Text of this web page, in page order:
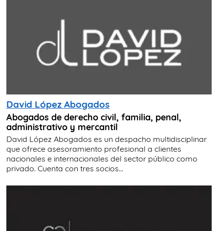
David López Abogados
Abogados de derecho civil, familia, penal,
administrativo y mercantil
David López Abogados es un despacho multidisciplinar
que ofrece asesoramiento profesional a clientes
nacionales e internacionales del sector público como
privado. Cuenta con tres socios...